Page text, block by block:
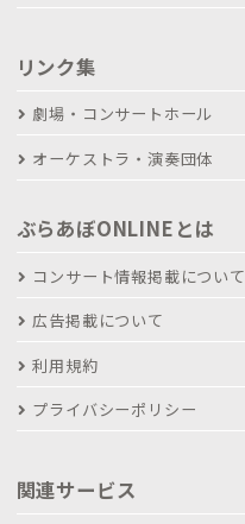
リンク集
劇場・コンサートホール
オーケストラ・演奏団体
ぶらあぼONLINEとは
コンサート情報掲載について
広告掲載について
利用規約
プライバシーポリシー
関連サービス